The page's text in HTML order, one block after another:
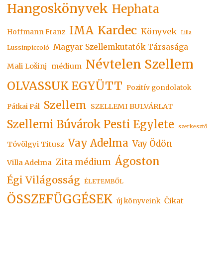
Hangoskönyvek Hephata
Hoffmann Franz IMA Kardec Könyvek Lilla
Lussinpiccoló Magyar Szellemkutatók Társasága
Mali Lošinj médium Névtelen Szellem
OLVASSUK EGYÜTT Pozitív gondolatok
Pátkai Pál Szellem SZELLEMI BULVÁRLAT
Szellemi Búvárok Pesti Egylete szerkesztő
Tóvölgyi Titusz Vay Adelma Vay Ödön
Villa Adelma Zita médium Ágoston
Égi Világosság ÉLETEMBŐL
ÖSSZEFÜGGÉSEK új könyveink Čikat